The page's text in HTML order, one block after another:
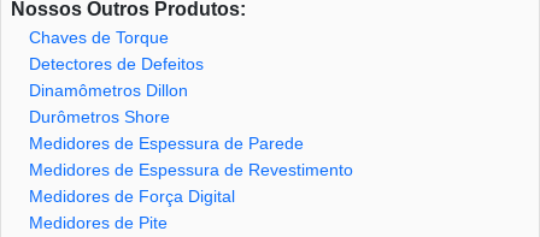
Nossos Outros Produtos:
Chaves de Torque
Detectores de Defeitos
Dinamômetros Dillon
Durômetros Shore
Medidores de Espessura de Parede
Medidores de Espessura de Revestimento
Medidores de Força Digital
Medidores de Pite